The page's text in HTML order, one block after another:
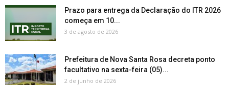
Prazo para entrega da Declaração do ITR 2026
começa em 10...
3 de agosto de 2026
Prefeitura de Nova Santa Rosa decreta ponto
facultativo na sexta-feira (05)...
2 de junho de 2026